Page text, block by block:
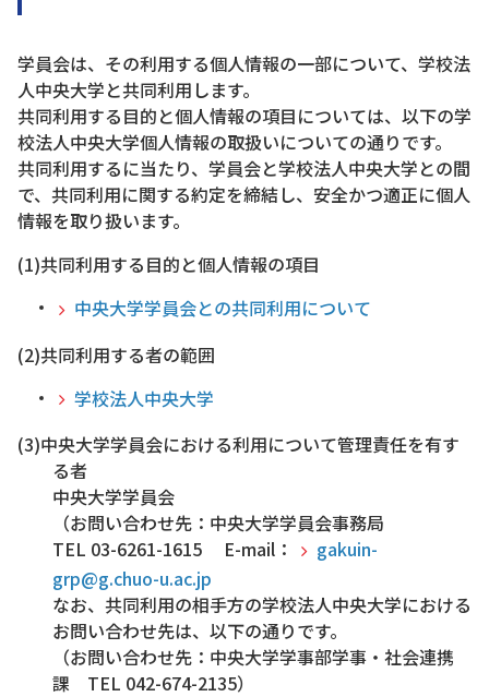
学員会は、その利用する個人情報の一部について、学校法
人中央大学と共同利用します。
共同利用する目的と個人情報の項目については、以下の学
校法人中央大学個人情報の取扱いについての通りです。
共同利用するに当たり、学員会と学校法人中央大学との間
で、共同利用に関する約定を締結し、安全かつ適正に個人
情報を取り扱います。
(1)共同利用する目的と個人情報の項目
中央大学学員会との共同利用について
(2)共同利用する者の範囲
学校法人中央大学
(3)中央大学学員会における利用について管理責任を有す
る者
中央大学学員会
（お問い合わせ先：中央大学学員会事務局
TEL 03-6261-1615 E-mail：
gakuin-
grp@g.chuo-u.ac.jp
なお、共同利用の相手方の学校法人中央大学における
お問い合わせ先は、以下の通りです。
（お問い合わせ先：中央大学学事部学事・社会連携
課 TEL 042-674-2135）